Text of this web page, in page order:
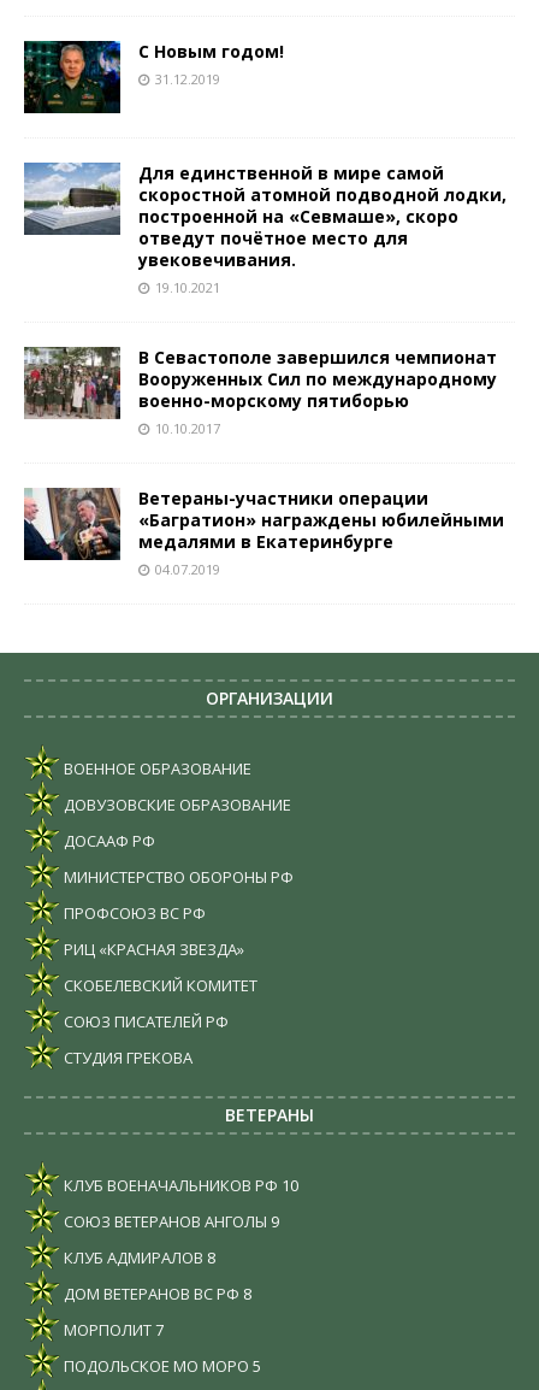
С Новым годом!
31.12.2019
Для единственной в мире самой
скоростной атомной подводной лодки,
построенной на «Севмаше», скоро
отведут почётное место для
увековечивания.
19.10.2021
В Севастополе завершился чемпионат
Вооруженных Сил по международному
военно-морскому пятиборью
10.10.2017
Ветераны-участники операции
«Багратион» награждены юбилейными
медалями в Екатеринбурге
04.07.2019
ОРГАНИЗАЦИИ
ВОЕННОЕ ОБРАЗОВАНИЕ
ДОВУЗОВСКИЕ ОБРАЗОВАНИЕ
ДОСААФ РФ
МИНИСТЕРСТВО ОБОРОНЫ РФ
ПРОФСОЮЗ ВС РФ
РИЦ «КРАСНАЯ ЗВЕЗДА»
СКОБЕЛЕВСКИЙ КОМИТЕТ
СОЮЗ ПИСАТЕЛЕЙ РФ
СТУДИЯ ГРЕКОВА
ВЕТЕРАНЫ
КЛУБ ВОЕНАЧАЛЬНИКОВ РФ 10
СОЮЗ ВЕТЕРАНОВ АНГОЛЫ 9
КЛУБ АДМИРАЛОВ 8
ДОМ ВЕТЕРАНОВ ВС РФ 8
МОРПОЛИТ7
ПОДОЛЬСКОЕ МО МОРО 5